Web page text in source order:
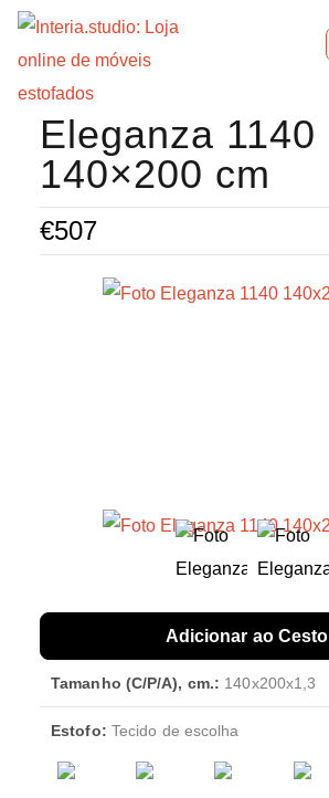
Eleganza 1140
140×200 cm
€507
Tamanho (C/P/A), cm.: 140x200x1,3
Estofo: Tecido de escolha
Adicionar ao Cesto